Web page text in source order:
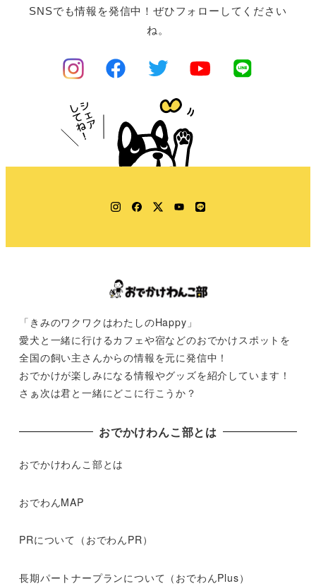
SNSでも情報を発信中！ぜひフォローしてください
ね。
Instagram
Facebook
TwitterYouTube
LINE
「きみのワクワクはわたしのHappy」
愛犬と一緒に行けるカフェや宿などのおでかけスポットを
全国の飼い主さんからの情報を元に発信中！
おでかけが楽しみになる情報やグッズを紹介しています！
さぁ次は君と一緒にどこに行こうか？
おでかけわんこ部とは
おでかけわんこ部とは
おでわんMAP
PRについて（おでわんPR）
長期パートナープランについて（おでわんPlus）